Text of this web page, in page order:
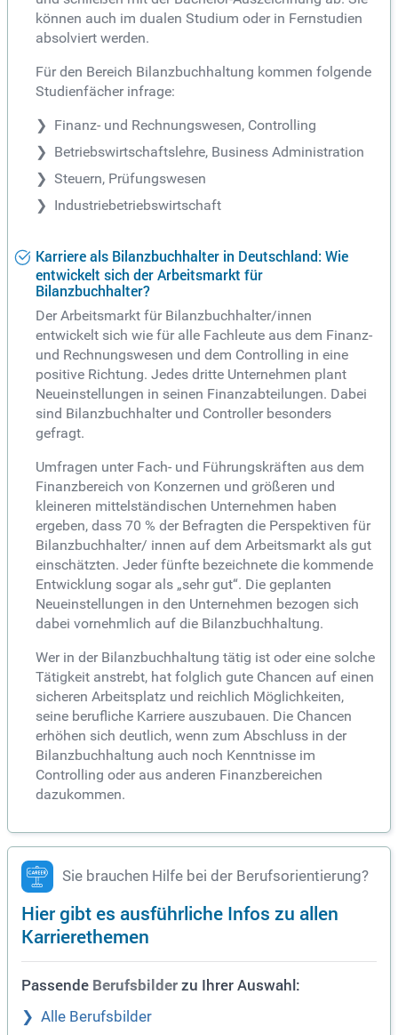
können auch im dualen Studium oder in Fernstudien
absolviert werden.
Für den Bereich Bilanzbuchhaltung kommen folgende
Studienfächer infrage:
Finanz- und Rechnungswesen, Controlling
Betriebswirtschaftslehre, Business Administration
Steuern, Prüfungswesen
Industriebetriebswirtschaft
Karriere als Bilanzbuchhalter in Deutschland: Wie
entwickelt sich der Arbeitsmarkt für
Bilanzbuchhalter?
Der Arbeitsmarkt für Bilanzbuchhalter/innen
entwickelt sich wie für alle Fachleute aus dem Finanz-
und Rechnungswesen und dem Controlling in eine
positive Richtung. Jedes dritte Unternehmen plant
Neueinstellungen in seinen Finanzabteilungen. Dabei
sind Bilanzbuchhalter und Controller besonders
gefragt.
Umfragen unter Fach- und Führungskräften aus dem
Finanzbereich von Konzernen und größeren und
kleineren mittelständischen Unternehmen haben
ergeben, dass 70 % der Befragten die Perspektiven für
Bilanzbuchhalter/ innen auf dem Arbeitsmarkt als gut
einschätzten. Jeder fünfte bezeichnete die kommende
Entwicklung sogar als „sehr gut“. Die geplanten
Neueinstellungen in den Unternehmen bezogen sich
dabei vornehmlich auf die Bilanzbuchhaltung.
Wer in der Bilanzbuchhaltung tätig ist oder eine solche
Tätigkeit anstrebt, hat folglich gute Chancen auf einen
sicheren Arbeitsplatz und reichlich Möglichkeiten,
seine berufliche Karriere auszubauen. Die Chancen
erhöhen sich deutlich, wenn zum Abschluss in der
Bilanzbuchhaltung auch noch Kenntnisse im
Controlling oder aus anderen Finanzbereichen
dazukommen.
Sie brauchen Hilfe bei der Berufsorientierung?
Hier gibt es ausführliche Infos zu allen
Karrierethemen
Passende Berufsbilder zu Ihrer Auswahl:
Alle Berufsbilder